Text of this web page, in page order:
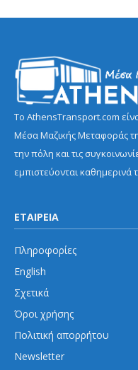
Το AthensTransport.com
Μέσα Μαζικής Μεταφοράς
την πόλη και τις
εμπιστεύονται καθημερινά
ΕΤΑΙΡΕΙΑ
Πληροφορίες
English
Σχετικά
Όροι χρήσης
Πολιτική απορρήτου
Newsletter